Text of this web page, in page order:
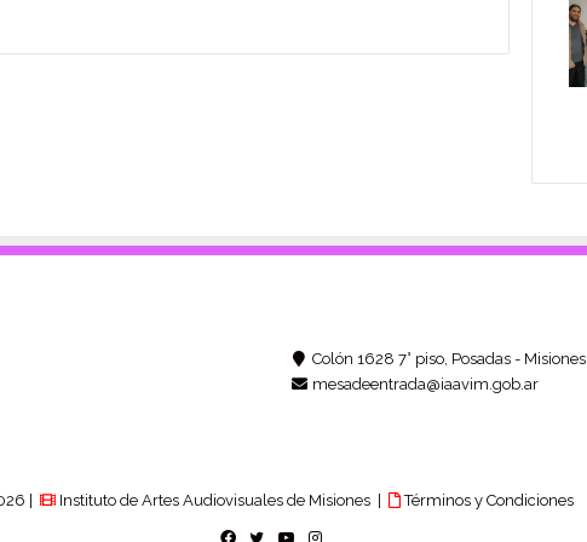
Colón 1628 7° piso, Posadas - Misiones
mesadeentrada@iaavim.gob.ar
| Instituto de Artes Audiovisuales de Misiones | Términos y Condiciones
Facebook
TwitterYouTubeInstagram